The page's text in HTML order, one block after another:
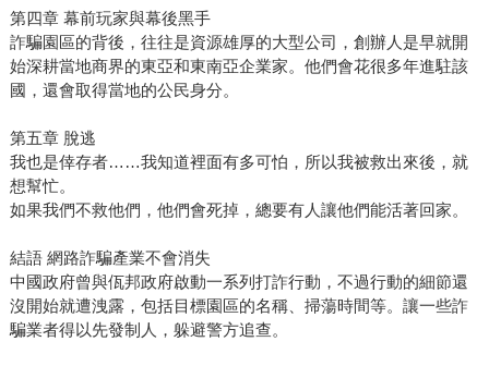
第四章 幕前玩家與幕後黑手
詐騙園區的背後，往往是資源雄厚的大型公司，創辦人是早就開
始深耕當地商界的東亞和東南亞企業家。他們會花很多年進駐該
國，還會取得當地的公民身分。
第五章 脫逃
我也是倖存者……我知道裡面有多可怕，所以我被救出來後，就
想幫忙。
如果我們不救他們，他們會死掉，總要有人讓他們能活著回家。
結語 網路詐騙產業不會消失
中國政府曾與佤邦政府啟動一系列打詐行動，不過行動的細節還
沒開始就遭洩露，包括目標園區的名稱、掃蕩時間等。讓一些詐
騙業者得以先發制人，躲避警方追查。